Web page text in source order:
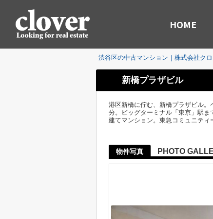
HOME
渋谷区の中古マンション｜株式会社ク
新橋プラザビル
港区新橋に佇む、新橋プラザビル
分。ビッグターミナル「東京」駅
建てマンション。東急コミュニティ
物件写真 PHOTO